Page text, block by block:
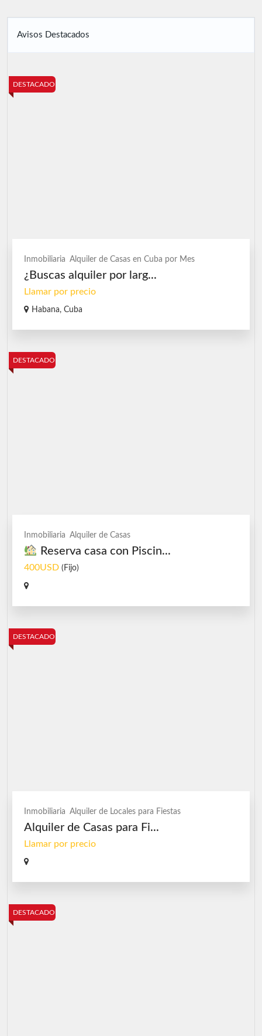
Avisos Destacados
DESTACADO
Inmobiliaria Alquiler de Casas en Cuba por Mes
¿Buscas alquiler por larg...
Llamar por precio
Habana, Cuba
DESTACADO
Inmobiliaria Alquiler de Casas
Reserva casa con Piscin...
400USD (Fijo)
DESTACADO
Inmobiliaria Alquiler de Locales para Fiestas
Alquiler de Casas para Fi...
Llamar por precio
DESTACADO